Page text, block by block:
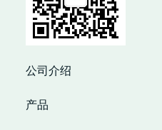
公司介绍
产品